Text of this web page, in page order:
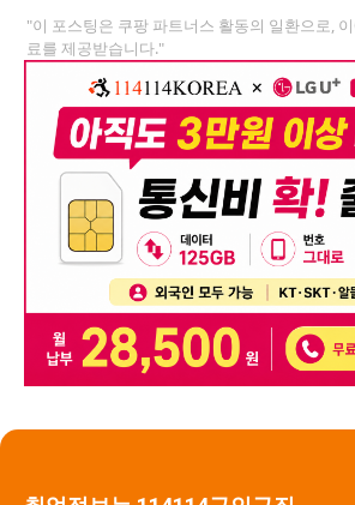
"이 포스팅은 쿠팡 파트너스 활동의 일환으로,
료를 제공받습니다."